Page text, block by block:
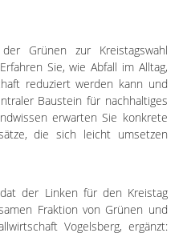
Grünen zur Kreistagswahl
Sie, wie Abfall im Alltag,
reduziert werden kann und
Baustein für nachhaltiges
erwarten Sie konkrete
die sich leicht umsetzen
der Linken für den Kreistag
Fraktion von Grünen und
Vogelsberg, ergänzt: